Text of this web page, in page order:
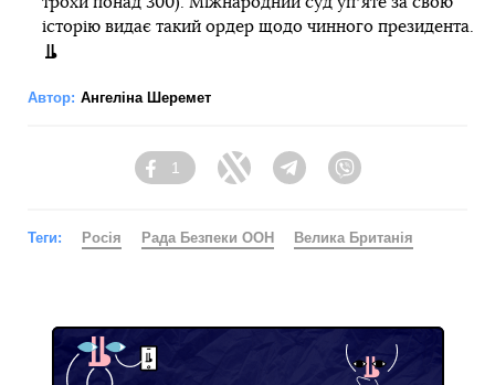
історію видає такий ордер щодо чинного президента.
Автор: Ангеліна Шеремет
Facebook
1
Twitter TelegramViber
Теги: Росія Рада Безпеки ООН Велика Британія